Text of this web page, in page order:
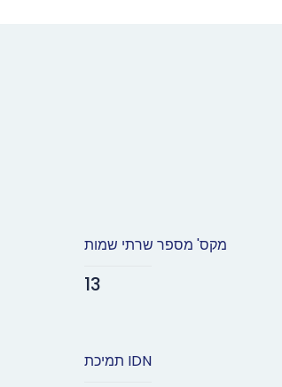
מקס' מספר שרתי שמות
13
תמיכת IDN